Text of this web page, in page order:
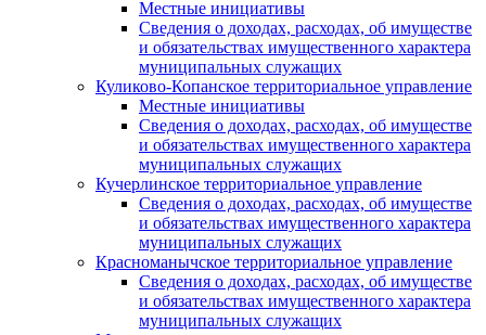
Местные инициативы
Сведения о доходах, расходах, об имуществе
и обязательствах имущественного характера
муниципальных служащих
Куликово-Копанское территориальное управление
Местные инициативы
Сведения о доходах, расходах, об имуществе
и обязательствах имущественного характера
муниципальных служащих
Кучерлинское территориальное управление
Сведения о доходах, расходах, об имуществе
и обязательствах имущественного характера
муниципальных служащих
Красноманычское территориальное управление
Сведения о доходах, расходах, об имуществе
и обязательствах имущественного характера
муниципальных служащих